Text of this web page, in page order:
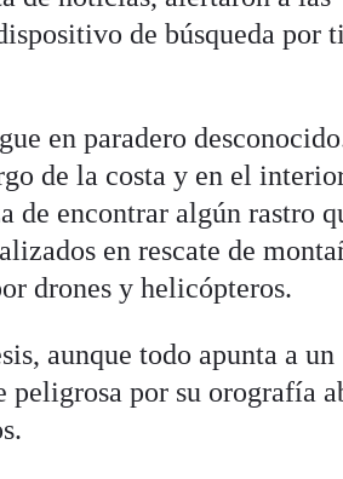
de búsqueda por
en paradero
de la costa y en el
de encontrar algún rastro
en rescate de
drones y helicópteros.
aunque todo apunta a un
peligrosa por su orografía